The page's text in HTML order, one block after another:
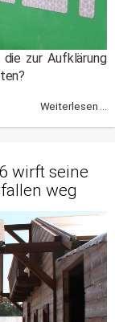
die zur Aufklärung
Weiterlesen ...
wirft seine
weg